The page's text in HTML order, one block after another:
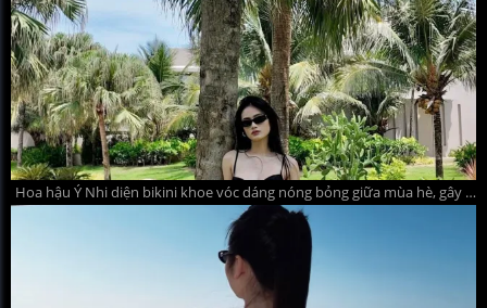
Hoa hậu Ý Nhi diện bikini khoe vóc dáng nóng bỏng giữa mùa hè, gây sốt với loạt khoảnh khắc 'đẹp không góc chết'